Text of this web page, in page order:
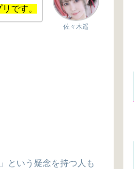
佐々木遥
です。
という疑念を持つ人も